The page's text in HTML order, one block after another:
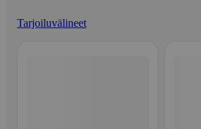
Tarjoiluvälineet